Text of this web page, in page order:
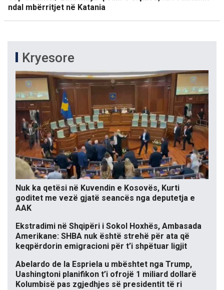
ndal mbërritjet në Katania
Kryesore
Nuk ka qetësi në Kuvendin e Kosovës, Kurti
goditet me vezë gjatë seancës nga deputetja e
AAK
Ekstradimi në Shqipëri i Sokol Hoxhës, Ambasada
Amerikane: SHBA nuk është strehë për ata që
keqpërdorin emigracioni për t’i shpëtuar ligjit
Abelardo de la Espriela u mbështet nga Trump,
Uashingtoni planifikon t’i ofrojë 1 miliard dollarë
Kolumbisë pas zgjedhjes së presidentit të ri